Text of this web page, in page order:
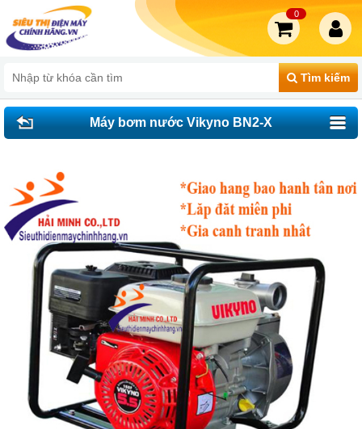
Tìm kiếm
0
Máy bơm nước Vikyno BN2-X